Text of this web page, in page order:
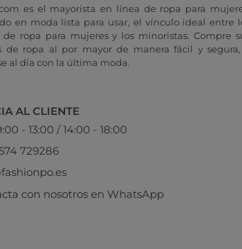
es el mayorista en línea de ropa para
en moda lista para usar, el vínculo ideal entre
de ropa para mujeres y los minoristas. Compre
de ropa al por mayor de manera fácil y
al día con la última moda.
AL CLIENTE
- 13:00 / 14:00 - 18:00
729286
con nosotros en WhatsApp